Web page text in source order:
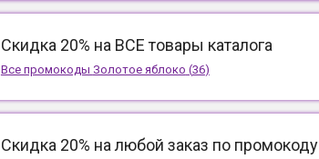
Скидка 20% на ВСЕ товары каталога
Все промокоды Золотое яблоко (36)
Скидка 20% на любой заказ по промокоду